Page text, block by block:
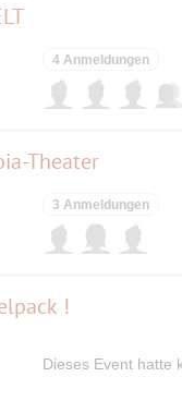
4 Anmeldungen
Theater
3 Anmeldungen
!
Dieses Event hatte